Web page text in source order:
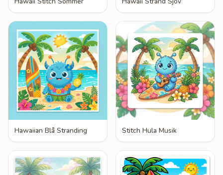
Hawaiian Blå Stranding Stitch Hula Musik